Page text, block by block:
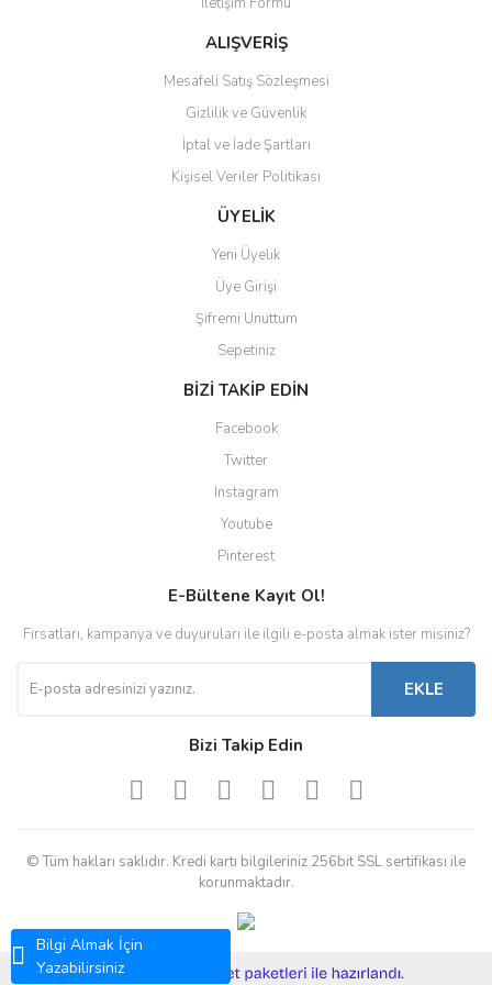
Bilgi Almak İçin
Yazabilirsiniz
Bu ürüne benzer farklı alternatifler olmalı.
Gönder
ALIŞVERİŞ
Mesafeli Satış Sözleşmesi
Gizlilik ve Güvenlik
İptal ve İade Şartları
Kişisel Veriler Politikası
ÜYELİK
Yeni Üyelik
Üye Girişi
Şifremi Unuttum
Sepetiniz
BİZİ TAKİP EDİN
Facebook
Twitter
Instagram
Youtube
Pinterest
E-Bültene Kayıt Ol!
Fırsatları, kampanya ve duyuruları ile ilgili e-posta almak ister misiniz?
EKLE
Bizi Takip Edin
© Tüm hakları saklıdır. Kredi kartı bilgileriniz 256bit SSL sertifikası ile
korunmaktadır.
e-